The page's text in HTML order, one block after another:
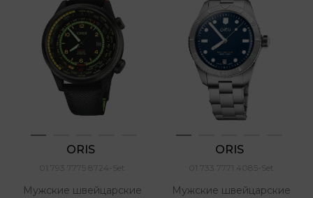
ORIS
01 793 7775 8724-Set
Мужские швейцарские
ORIS
01 733 7771 4085-Set
Мужские швейцарские